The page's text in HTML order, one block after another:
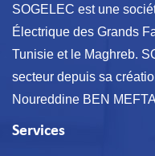
SOGELEC est une
Électrique des Grands
Tunisie et le Maghreb.
secteur depuis sa
Noureddine BEN
Services